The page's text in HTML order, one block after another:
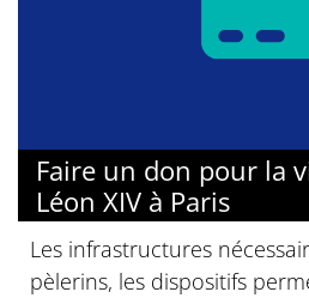
Faire un don pour la
Léon XIV à Paris
Les infrastructures
pèlerins, les dispositifs